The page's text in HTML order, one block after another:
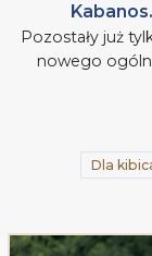
Pozostały już
nowego
Dla